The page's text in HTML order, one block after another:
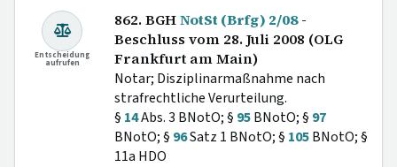
Entscheidung
aufrufen
862. BGHNotSt (Brfg) 2/08-
Beschluss vom 28. Juli 2008 (OLG
Frankfurt am Main)
Notar; Disziplinarmaßnahme nach
strafrechtliche Verurteilung.
§ 14Abs. 3 BNotO; § 95BNotO; § 97
BNotO; § 96Satz 1 BNotO; § 105BNotO; §
11a HDO